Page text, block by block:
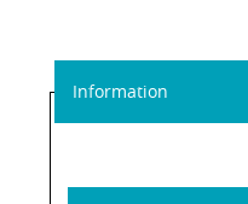
Information